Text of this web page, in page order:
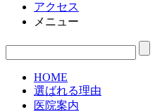
アクセス
メニュー
HOME
選ばれる理由
医院案内